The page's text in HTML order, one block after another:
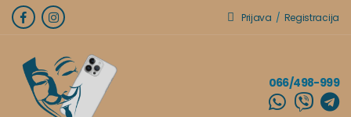
Prijava / Registracija
066/498-999